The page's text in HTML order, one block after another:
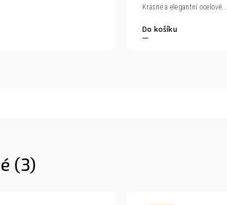
Do košíku
Krásné a elegantní ocelové...
(3)